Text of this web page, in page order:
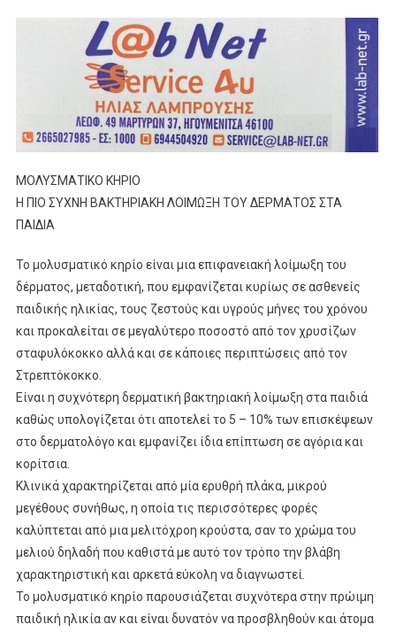
ΜΟΛΥΣΜΑΤΙΚΟ ΚΗΡΙΟ
Η ΠΙΟ ΣΥΧΝΗ ΒΑΚΤΗΡΙΑΚΗ ΛΟΙΜΩΞΗ ΤΟΥ ΔΕΡΜΑΤΟΣ ΣΤΑ
ΠΑΙΔΙΑ
Το μολυσματικό κηρίο είναι μια επιφανειακή λοίμωξη του
δέρματος, μεταδοτική, που εμφανίζεται κυρίως σε ασθενείς
παιδικής ηλικίας, τους ζεστούς και υγρούς μήνες του χρόνου
και προκαλείται σε μεγαλύτερο ποσοστό από τον χρυσίζων
σταφυλόκοκκο αλλά και σε κάποιες περιπτώσεις από τον
Στρεπτόκοκκο.
Είναι η συχνότερη δερματική βακτηριακή λοίμωξη στα παιδιά
καθώς υπολογίζεται ότι αποτελεί το 5 – 10% των επισκέψεων
στο δερματολόγο και εμφανίζει ίδια επίπτωση σε αγόρια και
κορίτσια.
Κλινικά χαρακτηρίζεται από μία ερυθρή πλάκα, μικρού
μεγέθους συνήθως, η οποία τις περισσότερες φορές
καλύπτεται από μια μελιτόχροη κρούστα, σαν το χρώμα του
μελιού δηλαδή που καθιστά με αυτό τον τρόπο την βλάβη
χαρακτηριστική και αρκετά εύκολη να διαγνωστεί.
Το μολυσματικό κηρίο παρουσιάζεται συχνότερα στην πρώιμη
παιδική ηλικία αν και είναι δυνατόν να προσβληθούν και άτομα